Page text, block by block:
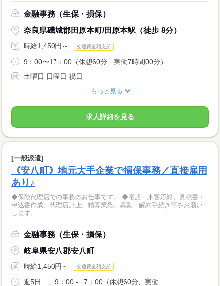
金融事務（生保・損保）
奈良県磯城郡田原本町/田原本駅（徒歩 8分）
時給1,450円～ 交通費全額支給
9：00〜17：00（休憩60分、実働7時間00分）...
土曜日 日曜日 祝日
もっと見る
求人詳細を見る
[一般派遣]
《安八町》地元大手企業で損保事務／直接雇用
あり♪
◆保険代理店での事務のお仕事です。 ◆電話・来客応対、見積書・
申込書作成、代理店計上、精算業務、異動・解約手続き等をお願い
します。
金融事務（生保・損保）
岐阜県安八郡安八町
時給1,450円～ 交通費全額支給
週5日 、9：00 ‐ 17：00（休憩60分、実働...